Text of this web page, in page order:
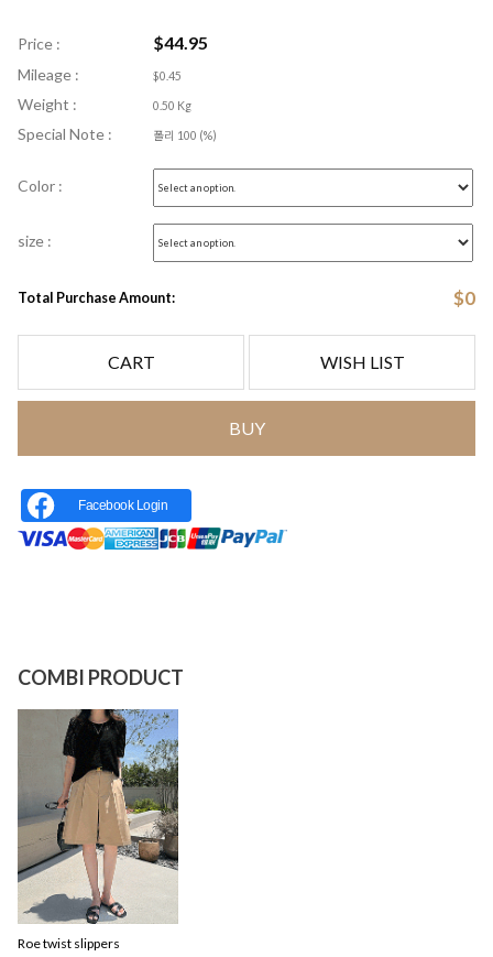
Price : $44.95
Mileage : $0.45
Weight : 0.50 Kg
Special Note : 폴리 100 (%)
Color :
size :
Total Purchase Amount: $0
CART WISH LIST
BUY
Facebook Login
COMBI PRODUCT
Roe twist slippers